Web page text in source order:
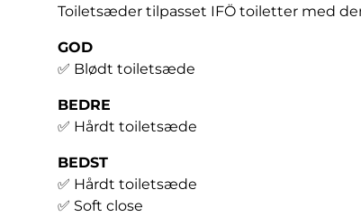
Toiletsæder tilpasset IFÖ toiletter med
GOD
✅ Blødt toiletsæde
BEDRE
✅ Hårdt toiletsæde
BEDST
✅ Hårdt toiletsæde
✅ Soft close